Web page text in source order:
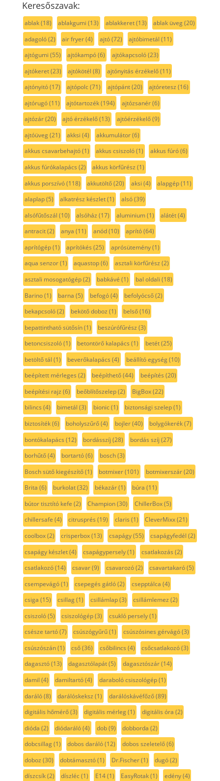
Keresőszavak:
ablak(18) ablakgumi (13) ablakkeret(13) ablak üveg(20)
adagoló(2) air fryer(4) ajtó(72) ajtóbimetál (11)
ajtógumi (55) ajtókampó(6) ajtókapcsoló(23)
ajtókeret(23) ajtókötél (8) ajtónyitás érzékelő(11)
ajtónyitó(17) ajtópolc(71) ajtópánt(20) ajtóretesz (16)
ajtórugó(11) ajtótartozék(194) ajtózsanér(6)
ajtózár(20) ajtó érzékelő(13) ajtóérzékelő(9)
ajtóüveg(21) akksi (4) akkumulátor(6)
akkus csavarbehajtó(1) akkus csiszoló(1) akkus fúró(6)
akkus fúrókalapács (2) akkus körfűrész (1)
akkus porszívó(118) akkutöltő(20) aksi (4) alapgép(11)
alaplap(5) alkatrész készlet(1) alsó(39)
alsófűtőszál (10) alsóház (17) aluminium(1) alátét(4)
antracit(2) anya (11) anód(10) aprító(64)
aprítógép(1) aprítókés (25) aprósütemény(1)
aqua senzor(1) aquastop(6) asztali körfűrész (2)
asztali mosogatógép(2) babkávé (1) bal oldali (18)
Barino(1) barna (5) befogó(4) befolyócső(2)
bekapcsoló(2) bekötő doboz (1) belső(16)
bepattintható sütősín(1) beszúrófűrész (3)
betoncsiszoló(1) betontörő kalapács (1) betét(25)
betöltő tál (1) beverőkalapács (4) beállító egység(10)
beépített mérleges (2) beépíthető(44) beépítés (20)
beépítési rajz (6) beőblítőszelep(2) BigBox(22)
bilincs (4) bimetál (3) bionic(1) biztonsági szelep(1)
biztosíték(6) boholyszűrő(4) bojler(40) bolygókerék(7)
bontókalapács (12) bordásszíj (28) bordás szíj (27)
borhűtő(4) bortartó(6) bosch(3)
Bosch sütő kiegészítő(1) botmixer(101) botmixerszár(20)
Brita (6) burkolat(32) békazár(1) búra (11)
bútor tisztító kefe (2) Champion(30) ChillerBox(5)
chillersafe (4) citrusprés (19) claris (1) CleverMixx(21)
coolbox(2) crisperbox(13) csapágy(55) csapágyfedél (2)
csapágy készlet(4) csapágypersely(1) csatlakozás (2)
csatlakozó(14) csavar(9) csavarozó(2) csavartakaró(5)
csempevágó(1) csepegés gátló(2) csepptálca (4)
csiga (15) csillag(1) csillámlap(3) csillámlemez (2)
csiszoló(5) csiszológép(3) csukló persely(1)
csésze tartó(7) csúszógyűrű(1) csúszósines gérvágó(3)
csúszószán(1) cső(36) csőbilincs (4) csőcsatlakozó(3)
dagasztó(13) dagasztólapát(5) dagasztószár(14)
damil (4) damiltartó(4) daraboló csiszológép(1)
daráló(8) darálóskeksz (1) darálóskávéfőző(89)
digitális hőmérő(3) digitális mérleg(1) digitális óra (2)
dióda (2) diódaráló(4) dob(9) dobborda (2)
dobcsillag(1) dobos daráló(12) dobos szeletelő(6)
doboz (30) dobtámasztó(1) Dr.Fischer(1) dugó(2)
díszcsík(2) díszléc(1) E14(1) EasyRotak(1) edény(4)